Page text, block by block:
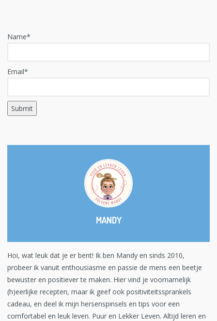
Name*
Email*
MANDY
Hoi, wat leuk dat je er bent! Ik ben Mandy en sinds 2010,
probeer ik vanuit enthousiasme en passie de mens een beetje
bewuster en positiever te maken. Hier vind je voornamelijk
(h)eerlijke recepten, maar ik geef ook positiviteitssprankels
cadeau, en deel ik mijn hersenspinsels en tips voor een
comfortabel en leuk leven. Puur en Lekker Leven. Altijd leren en